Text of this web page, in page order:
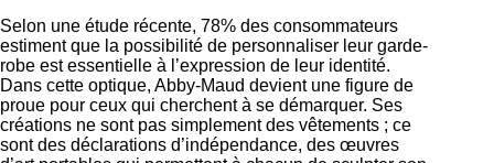
Selon une étude récente, 78% des consommateurs
estiment que la possibilité de personnaliser leur garde-
robe est essentielle à l’expression de leur identité.
Dans cette optique, Abby-Maud devient une figure de
proue pour ceux qui cherchent à se démarquer. Ses
créations ne sont pas simplement des vêtements ; ce
sont des déclarations d’indépendance, des œuvres